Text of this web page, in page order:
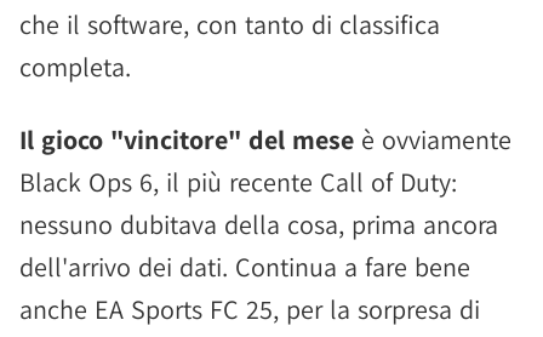
che il software, con tanto di classifica
completa.
Il gioco "vincitore" del mese è ovviamente
Black Ops 6, il più recente Call of Duty:
nessuno dubitava della cosa, prima ancora
dell'arrivo dei dati. Continua a fare bene
anche EA Sports FC 25, per la sorpresa di